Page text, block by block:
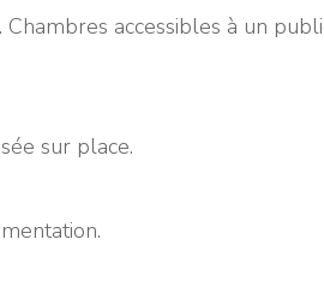
accessibles à un
sur place.